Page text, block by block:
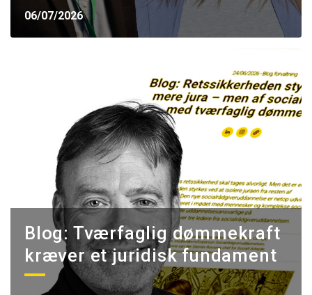
06/07/2026
Blog: Tværfaglig dømmekraft
kræver et juridisk fundament